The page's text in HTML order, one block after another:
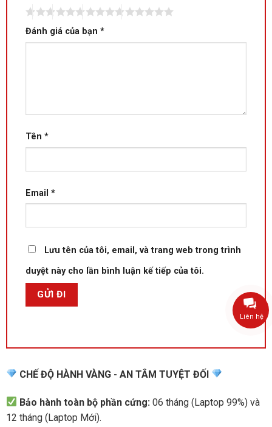
Đánh giá của bạn *
Tên *
Email *
Lưu tên của tôi, email, và trang web trong trình
duyệt này cho lần bình luận kế tiếp của tôi.
CHẾ ĐỘ HÀNH VÀNG - AN TÂM TUYỆT ĐỐI
Bảo hành toàn bộ phần cứng: 06 tháng (Laptop 99%) và
12 tháng (Laptop Mới).
Liên hệ